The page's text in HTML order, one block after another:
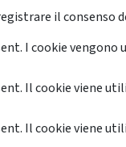
il
I cookie
Il cookie viene
Il cookie viene